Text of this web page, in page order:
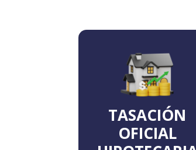
TASACIÓN
OFICIAL